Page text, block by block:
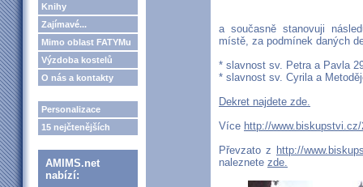
Knihy
Zajímavé...
Mimo oblast FATYMu
Výzdoba kostelů
O nás a kontakty
Personalizace
15 nejčtenějších
AMIMS.net
nabízí:
a současně stanovuji
místě, za podmínek daných
* slavnost sv. Petra a Pavla
* slavnost sv. Cyrila a
Dekret najdete zde.
Více http://
Převzato z http://
naleznete zde.